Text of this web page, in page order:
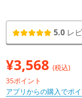
5.0 レ
¥3,568 (税込)
35ポイント
アプリからの購入でポ